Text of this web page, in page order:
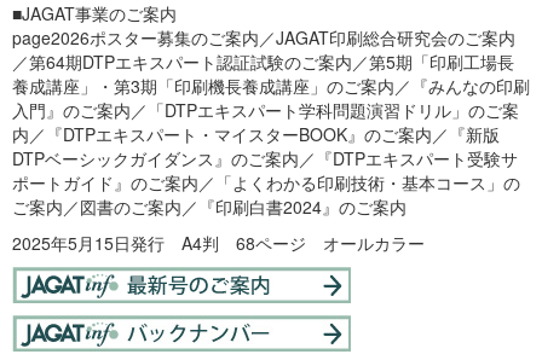
■JAGAT事業のご案内
page2026ポスター募集のご案内／JAGAT印刷総合研究会のご案内
／第64期DTPエキスパート認証試験のご案内／第5期「印刷工場長
養成講座」・第3期「印刷機長養成講座」のご案内／『みんなの印刷
入門』のご案内／「DTPエキスパート学科問題演習ドリル」のご案
内／『DTPエキスパート・マイスターBOOK』のご案内／『新版
DTPベーシックガイダンス』のご案内／『DTPエキスパート受験サ
ポートガイド』のご案内／「よくわかる印刷技術・基本コース」の
ご案内／図書のご案内／『印刷白書2024』のご案内
2025年5月15日発行 A4判 68ページ オールカラー